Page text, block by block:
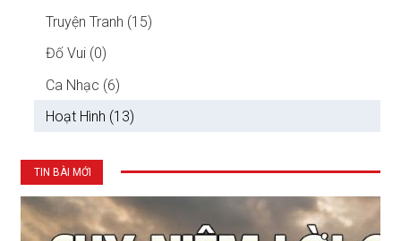
Truyện Tranh (15)
Đố Vui (0)
Ca Nhạc (6)
Hoạt Hình (13)
TIN BÀI MỚI